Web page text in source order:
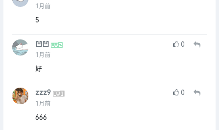
1月前
5
凹凹
1月前
0
好
zzz9
1月前
0
666